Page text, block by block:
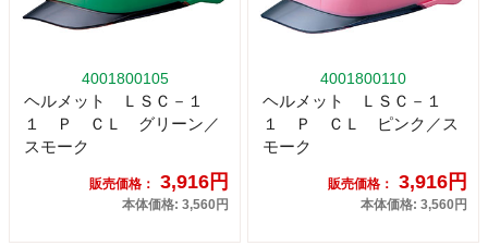
4001800105
ヘルメット ＬＳＣ－１
１ Ｐ ＣＬ グリーン／
スモーク
販売価格： 3,916円
本体価格: 3,560円
4001800110
ヘルメット ＬＳＣ－１
１ Ｐ ＣＬ ピンク／ス
モーク
販売価格： 3,916円
本体価格: 3,560円